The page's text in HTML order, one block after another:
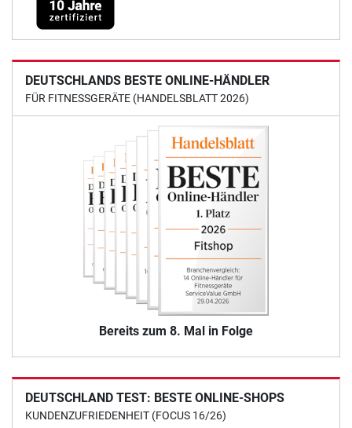
DEUTSCHLANDS BESTE ONLINE-HÄNDLER
FÜR FITNESSGERÄTE (HANDELSBLATT 2026)
Bereits zum 8. Mal in Folge
DEUTSCHLAND TEST: BESTE ONLINE-SHOPS
KUNDENZUFRIEDENHEIT (FOCUS 16/26)